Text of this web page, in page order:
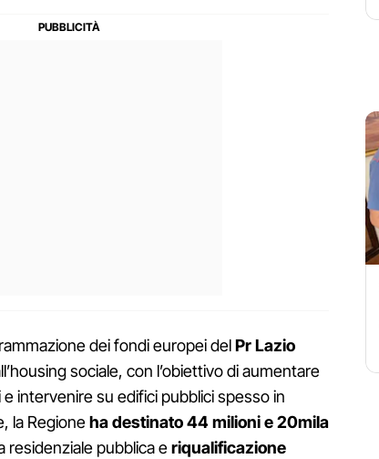
dei fondi europei delPr Lazio
sociale, con l’obiettivo di aumentare
e intervenire su edifici pubblici spesso in
la Regioneha destinato 44 milioni e 20mila
residenziale pubblica eriqualificazione